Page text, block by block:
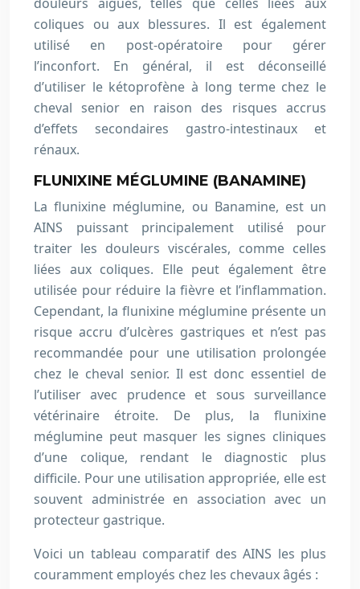
coliques ou aux blessures. Il est également
utilisé en post-opératoire pour gérer
l’inconfort. En général, il est déconseillé
d’utiliser le kétoprofène à long terme chez le
cheval senior en raison des risques accrus
d’effets secondaires gastro-intestinaux et
rénaux.
FLUNIXINE MÉGLUMINE (BANAMINE)
La flunixine méglumine, ou Banamine, est un
AINS puissant principalement utilisé pour
traiter les douleurs viscérales, comme celles
liées aux coliques. Elle peut également être
utilisée pour réduire la fièvre et l’inflammation.
Cependant, la flunixine méglumine présente un
risque accru d’ulcères gastriques et n’est pas
recommandée pour une utilisation prolongée
chez le cheval senior. Il est donc essentiel de
l’utiliser avec prudence et sous surveillance
vétérinaire étroite. De plus, la flunixine
méglumine peut masquer les signes cliniques
d’une colique, rendant le diagnostic plus
difficile. Pour une utilisation appropriée, elle est
souvent administrée en association avec un
protecteur gastrique.
Voici un tableau comparatif des AINS les plus
couramment employés chez les chevaux âgés :